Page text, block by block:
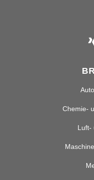
Chemie-
Luft-